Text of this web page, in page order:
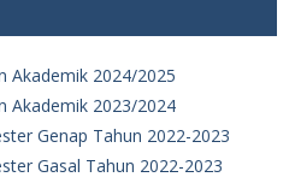
Akademik 2024/2025
Akademik 2023/2024
Genap Tahun 2022-2023
Gasal Tahun 2022-2023